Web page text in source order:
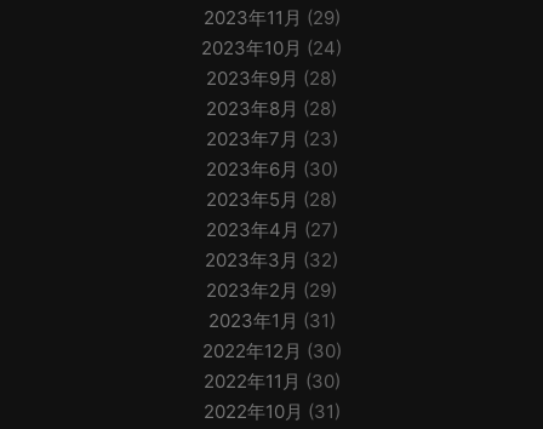
2023年11月 (29)
2023年10月 (24)
2023年9月 (28)
2023年8月 (28)
2023年7月 (23)
2023年6月 (30)
2023年5月 (28)
2023年4月 (27)
2023年3月 (32)
2023年2月 (29)
2023年1月 (31)
2022年12月 (30)
2022年11月 (30)
2022年10月 (31)